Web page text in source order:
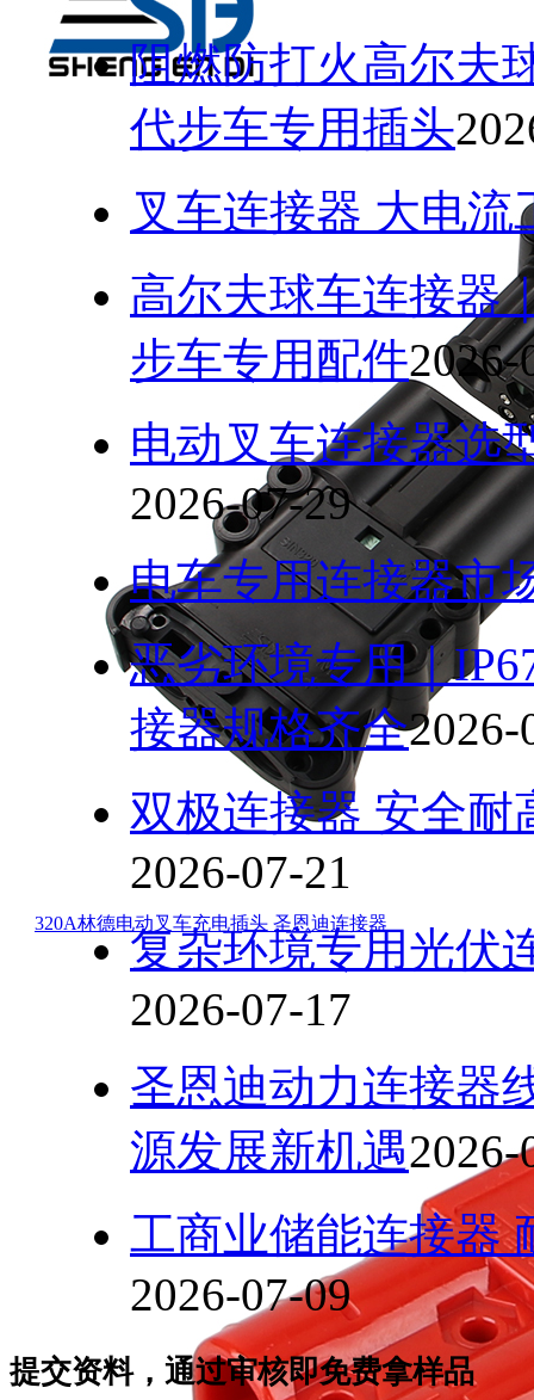
320A林德电动叉车充电插头 圣恩迪连接器
阻燃防打火高尔夫
代步车专用插头
叉车连接器 大电流
高尔夫球车连接器
步车专用配件2026-
电动叉车连接器选
2026-07-29
电车专用连接器市
恶劣环境专用｜
接器规格齐全2026-
双极连接器 安全
2026-07-21
复杂环境专用光伏
2026-07-17
圣恩迪动力连接器
源发展新机遇2026-
工商业储能连接器
2026-07-09
提交资料，通过审核即免费拿样品